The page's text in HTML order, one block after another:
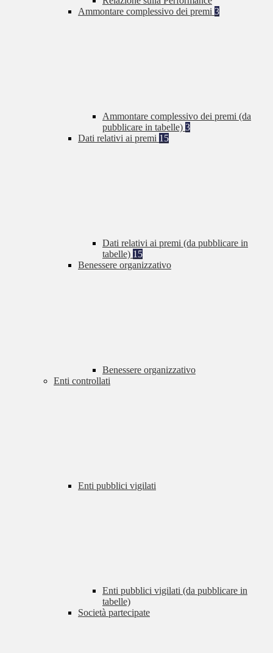
Ammontare complessivo dei premi 3
Ammontare complessivo dei premi (da
pubblicare in tabelle) 3
Dati relativi ai premi 15
Dati relativi ai premi (da pubblicare in
tabelle) 15
Benessere organizzativo
Benessere organizzativo
Enti controllati
Enti pubblici vigilati
Enti pubblici vigilati (da pubblicare in
tabelle)
Società partecipate